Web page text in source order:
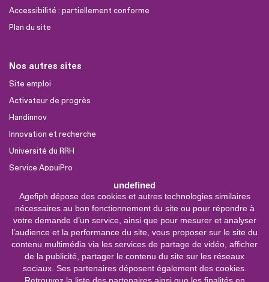
undefined
Agefiph dépose des cookies et autres technologies similaires
nécessaires au bon fonctionnement du site ou pour répondre à
votre demande d’un service, ainsi que pour mesurer et analyser
l’audience et la performance du site, vous proposer sur le site du
contenu multimédia via les services de partage de vidéo, afficher
de la publicité, partager le contenu du site sur les réseaux
sociaux. Ses partenaires déposent également des cookies.
Accessibilité : partiellement conforme
Plan du site
Nos autres sites
Site emploi
Activateur de progrès
Handinnov
Innovation et recherche
Université du RRH
Service AppuiPro
Nous suivre
Youtube
Linkedin
Facebook